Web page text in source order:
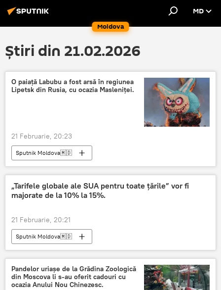
Moldova
MD
Știri din 21.02.2026
O paiață Labubu a fost arsă în regiunea
Lipetsk din Rusia, cu ocazia Masleniței.
21 Februarie, 20:23
Sputnik Moldova🇲🇩
„Tarifele globale ale SUA pentru toate țările” vor fi
majorate de la 10% la 15%.
21 Februarie, 20:21
Sputnik Moldova🇲🇩
Pandelor uriașe de la Grădina Zoologică
din Moscova li s-au oferit cadouri cu
ocazia Anului Nou Chinezesc.